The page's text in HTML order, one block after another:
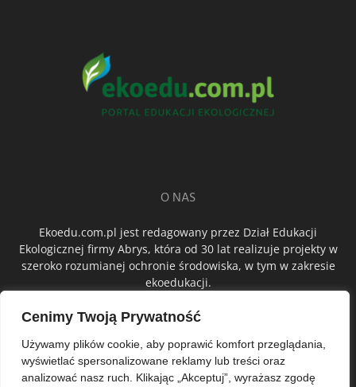
Cenimy Twoją Prywatność
Używamy plików cookie, aby poprawić komfort przeglądania,
wyświetlać spersonalizowane reklamy lub treści oraz
analizować nasz ruch. Klikając „Akceptuj”, wyrażasz zgodę
O NAS
Ekoedu.com.pl jest redagowany przez Dział Edukacji
Ekologicznej firmy Abrys, która od 30 lat realizuje projekty w
szeroko rozumianej ochronie środowiska, w tym w zakresie
ekoedukacji.
ŚLEDŹ NAS